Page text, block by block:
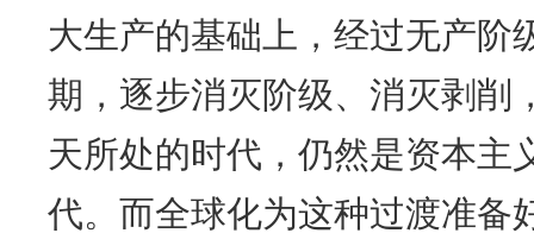
大生产的基础上，经过无产阶
期，逐步消灭阶级、消灭剥削
天所处的时代，仍然是资本主
代。而全球化为这种过渡准备